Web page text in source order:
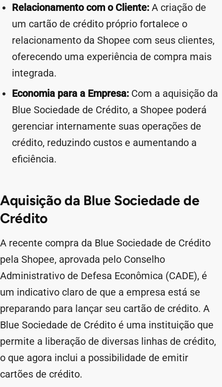
Relacionamento com o Cliente: A criação de
um cartão de crédito próprio fortalece o
relacionamento da Shopee com seus clientes,
oferecendo uma experiência de compra mais
integrada.
Economia para a Empresa: Com a aquisição da
Blue Sociedade de Crédito, a Shopee poderá
gerenciar internamente suas operações de
crédito, reduzindo custos e aumentando a
eficiência.
Aquisição da Blue Sociedade de
Crédito
A recente compra da Blue Sociedade de Crédito
pela Shopee, aprovada pelo Conselho
Administrativo de Defesa Econômica (CADE), é
um indicativo claro de que a empresa está se
preparando para lançar seu cartão de crédito. A
Blue Sociedade de Crédito é uma instituição que
permite a liberação de diversas linhas de crédito,
o que agora inclui a possibilidade de emitir
cartões de crédito.